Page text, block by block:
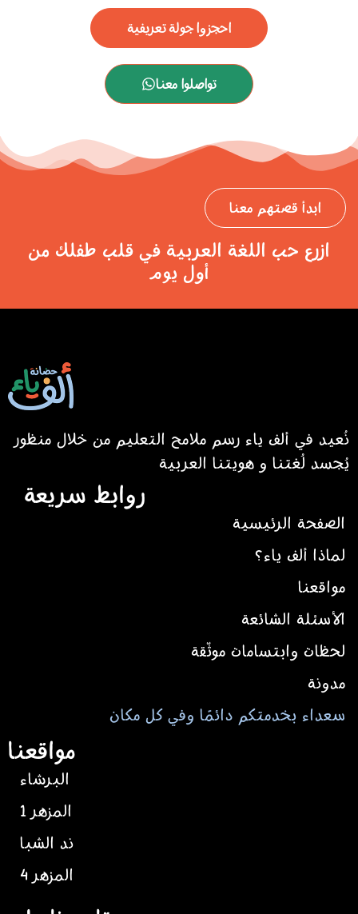
احجزوا جولة تعريفية
تواصلوا معنا
ابدأ قصتهم معنا
ازرع حب اللغة العربية في قلب طفلك من
أول يوم
نُعيد في ألف ياء رسم ملامح التعليم من خلال منظور
يُجسد لُغتنا و هويتنا العربية
روابط سريعة
الصفحة الرئيسية
لماذا ألف ياء؟
مواقعنا
الأسئلة الشائعة
لحظات وابتسامات موثّقة
مدونة
سعداء بخدمتكم دائمًا وفي كل مكان
مواقعنا
البرشاء
المزهر 1
ند الشبا
المزهر 4